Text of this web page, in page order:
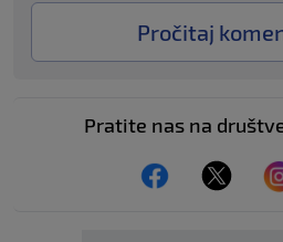
Pročitaj
Pratite nas na